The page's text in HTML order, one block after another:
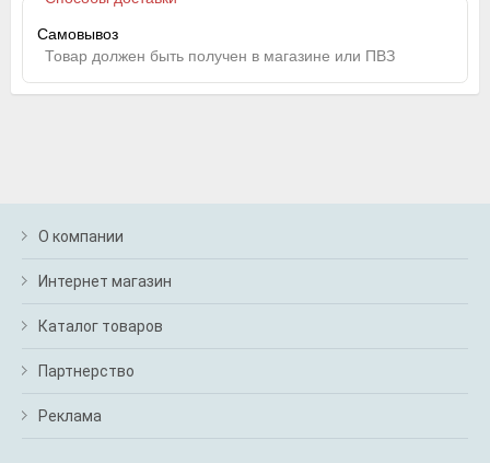
Самовывоз
Товар должен быть получен в магазине или ПВЗ
О компании
Интернет магазин
Каталог товаров
Партнерство
Реклама